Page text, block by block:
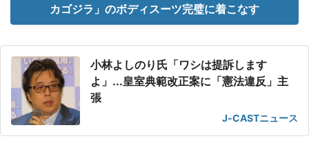
カゴジラ」のボディスーツ完璧に着こなす
小林よしのり氏「ワシは提訴します
よ」...皇室典範改正案に「憲法違反」主
張
J-CASTニュース